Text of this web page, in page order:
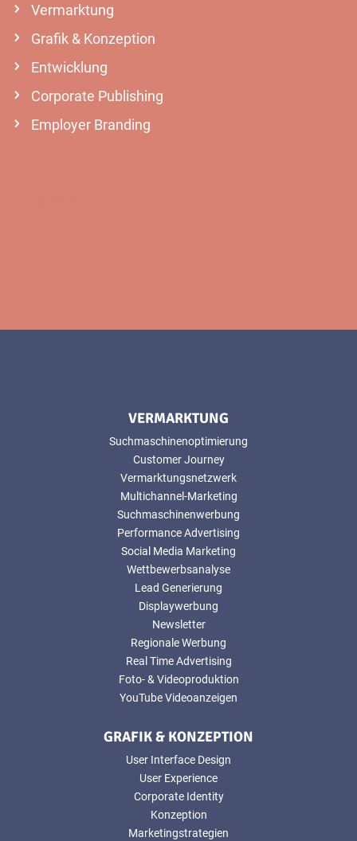
Vermarktung
Grafik & Konzeption
Entwicklung
Corporate Publishing
Employer Branding
VERMARKTUNG
Suchmaschinenoptimierung
Customer Journey
Vermarktungsnetzwerk
Multichannel-Marketing
Suchmaschinenwerbung
Performance Advertising
Social Media Marketing
Wettbewerbsanalyse
Lead Generierung
Displaywerbung
Newsletter
Regionale Werbung
Real Time Advertising
Foto- & Videoproduktion
YouTube Videoanzeigen
GRAFIK & KONZEPTION
User Interface Design
User Experience
Corporate Identity
Konzeption
Marketingstrategien